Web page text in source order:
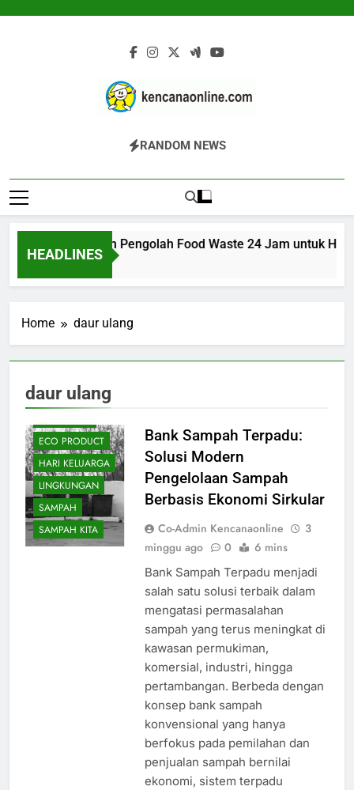
Kencana Online
Jasa Pengelolaan Sampah Kawasan
Dan Industri
RANDOM NEWS
HEADLINES
ARK 200K: Mesin Pengolah Food Waste 24 Jam untuk Hotel,
6 Jam Ago
Home daur ulang
daur ulang
ARTIKEL
ECO PRODUCT
HARI KELUARGA
LINGKUNGAN
SAMPAH
SAMPAH KITA
Bank Sampah Terpadu:
Solusi Modern
Pengelolaan Sampah
Berbasis Ekonomi Sirkular
Co-Admin Kencanaonline
3
minggu ago
0 6 mins
Bank Sampah Terpadu menjadi
salah satu solusi terbaik dalam
mengatasi permasalahan
sampah yang terus meningkat di
kawasan permukiman,
komersial, industri, hingga
pertambangan. Berbeda dengan
konsep bank sampah
konvensional yang hanya
berfokus pada pemilahan dan
penjualan sampah bernilai
ekonomi, sistem terpadu